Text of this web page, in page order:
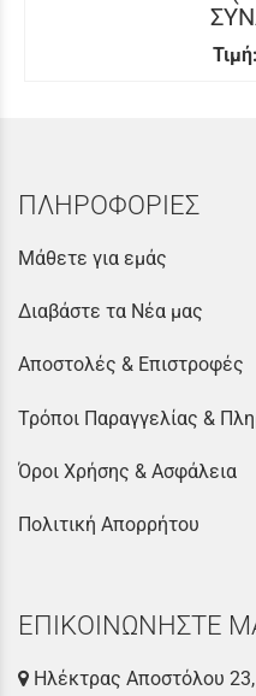
Τιμή:
ΠΛΗΡΟΦΟΡΙΕΣ
Μάθετε για εμάς
Διαβάστε τα Νέα μας
Αποστολές & Επιστροφές
Τρόποι Παραγγελίας &
Όροι Χρήσης & Ασφάλεια
Πολιτική Απορρήτου
ΕΠΙΚΟΙΝΩΝΗΣΤΕ
Ηλέκτρας Αποστόλου 23,